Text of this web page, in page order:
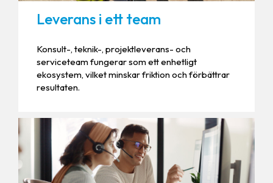
Leverans i ett team
Konsult-, teknik-, projektleverans- och
serviceteam fungerar som ett enhetligt
ekosystem, vilket minskar friktion och förbättrar
resultaten.